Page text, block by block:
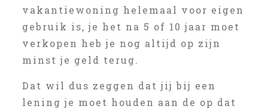
vakantiewoning helemaal voor eigen
gebruik is, je het na 5 of 10 jaar moet
verkopen heb je nog altijd op zijn
minst je geld terug.
Dat wil dus zeggen dat jij bij een
lening je moet houden aan de op dat